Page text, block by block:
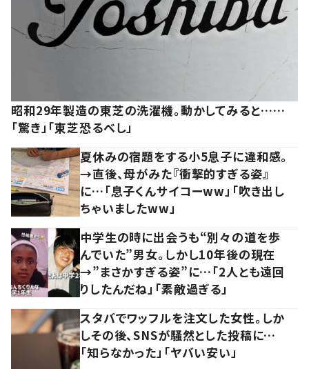
昭和29年製造の東芝の洗濯機。動かしてみると……
「驚き」「東芝恐るべし」
夏休みの宿題をする小5息子に違和感。
→直後、母がみた『衝撃的すぎる姿』
に…「息子くんサイコーww」「吹き出し
ちゃいましたww」
中学生の時に出会うも“別々の道を歩
んでいた”男女。しかし10年後の現在
→”まさかすぎる姿”に…「2人とも遠回
りしたんだね」「素敵過ぎる」
スタバでワッフルを注文した女性。しか
しその後、SNSが騒然とした投稿に…
「知らなかった」「ヤバい安い」